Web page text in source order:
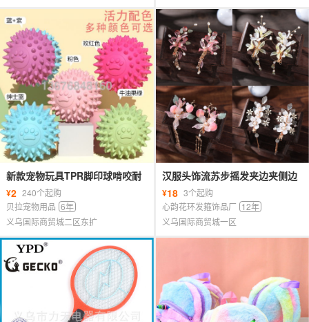
新款宠物玩具TPR脚印球啃咬耐
磨空心球多色狗狗玩具
¥2 240个起购
贝拉宠物用品 6年
义乌国际商贸城二区东扩
汉服头饰流苏步摇发夹边夹侧边
超仙古风古装发夹夹子发饰头饰
甜美
¥18 3个起购
心韵花环发箍饰品厂 12年
义乌国际商贸城一区